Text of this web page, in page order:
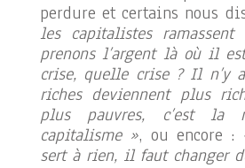
perdure et certains nous
les capitalistes ramassent
prenons l’argent là où il
crise, quelle crise ? Il n’y
riches deviennent plus
plus pauvres, c’est la
capitalisme », ou encore :
sert à rien, il faut changer